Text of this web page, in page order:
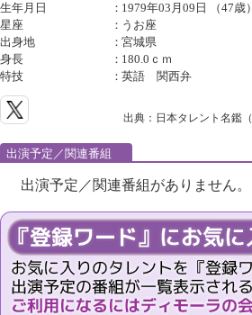
生年月日
： 1979年03月09日 （47歳）
星座
： うお座
出身地
：宮城県
身長
： 180.0ｃｍ
特技
：英語 関西弁
出典：日本タレント名鑑（
出演予定／関連番組
出演予定／関連番組がありません。